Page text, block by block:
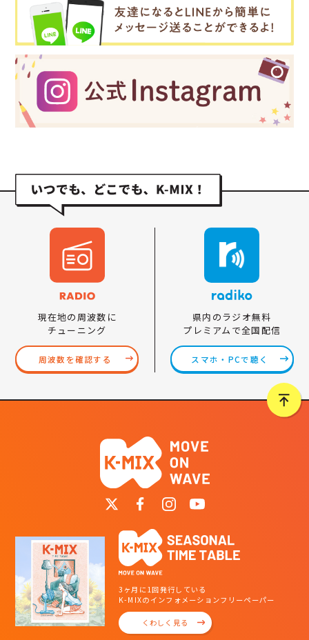
現在地の周波数に
チューニング
周波数を確認する
県内のラジオ無料
プレミアムで全国配信
スマホ・PCで聴く
3ヶ月に1回発行している
K-MIXのインフォメーションフリーペーパー
くわしく見る